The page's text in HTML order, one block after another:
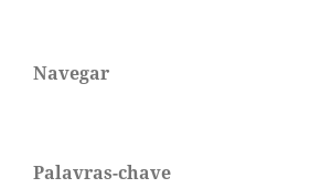
Navegar
Palavras-chave